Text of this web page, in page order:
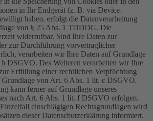
in Ihr Endgerät (z. B. via Device-
haben, erfolgt die Datenverarbeitung
von § 25 Abs. 1 TDDDG. Die
widerrufbar. Sind Ihre Daten zur
zur Durchführung vorvertraglicher
verarbeiten wir Ihre Daten auf Grundlage
DSGVO. Des Weiteren verarbeiten wir Ihre
Erfüllung einer rechtlichen Verpflichtung
Grundlage von Art. 6 Abs. 1 lit. c DSGVO.
kann ferner auf Grundlage unseres
nach Art. 6 Abs. 1 lit. f DSGVO erfolgen.
einschlägigen Rechtsgrundlagen wird
dieser Datenschutzerklärung informiert.